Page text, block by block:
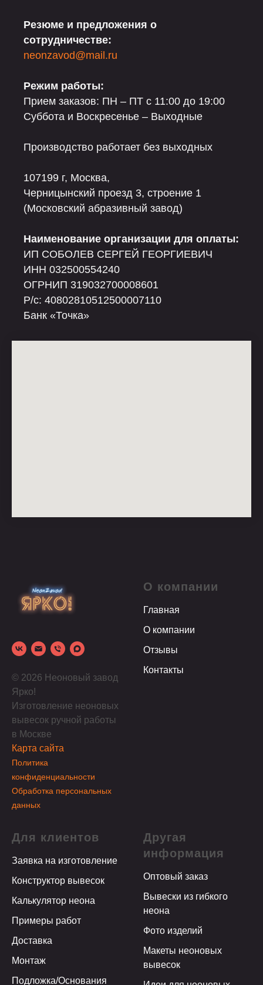
Резюме и предложения о
сотрудничестве:
neonzavod@mail.ru
Режим работы:
Прием заказов: ПН – ПТ с 11:00 до 19:00
Суббота и Воскресенье – Выходные
Производство работает без выходных
107199 г, Москва,
Черницынский проезд 3, строение 1
(Московский абразивный завод)
Наименование организации для оплаты:
ИП СОБОЛЕВ СЕРГЕЙ ГЕОРГИЕВИЧ
ИНН 032500554240
ОГРНИП 319032700008601
Р/c: 40802810512500007110
Банк «Точка»
© 2026 Неоновый завод
Ярко!
Изготовление неоновых
вывесок ручной работы
в Москве
Карта сайта
Политика
конфиденциальности
Обработка персональных
данных
О компании
Главная
О компании
Отзывы
Контакты
Для клиентов
Заявка на изготовление
Конструктор вывесок
Калькулятор неона
Примеры работ
Доставка
Монтаж
Подложка/Основания
Другая
информация
Оптовый заказ
Вывески из гибкого
неона
Фото изделий
Макеты неоновых
вывесок